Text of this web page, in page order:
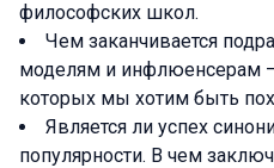
философских школ.
Чем заканчивается
моделям и инфлюенсерам
которых мы хотим быть
Является ли успех
популярности. В чем